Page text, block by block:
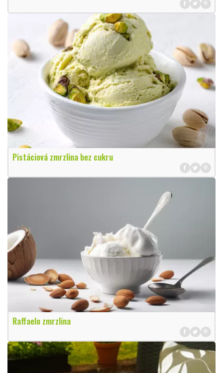
Pistáciová zmrzlina bez cukru
Raffaelo zmrzlina